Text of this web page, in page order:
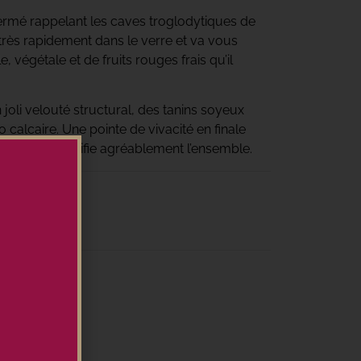
rappelant les caves troglodytiques de
rapidement dans le verre et va vous
végétale et de fruits rouges frais qu’il
velouté structural, des tanins soyeux
calcaire. Une pointe de vivacité en finale
et tonifie agréablement l’ensemble.